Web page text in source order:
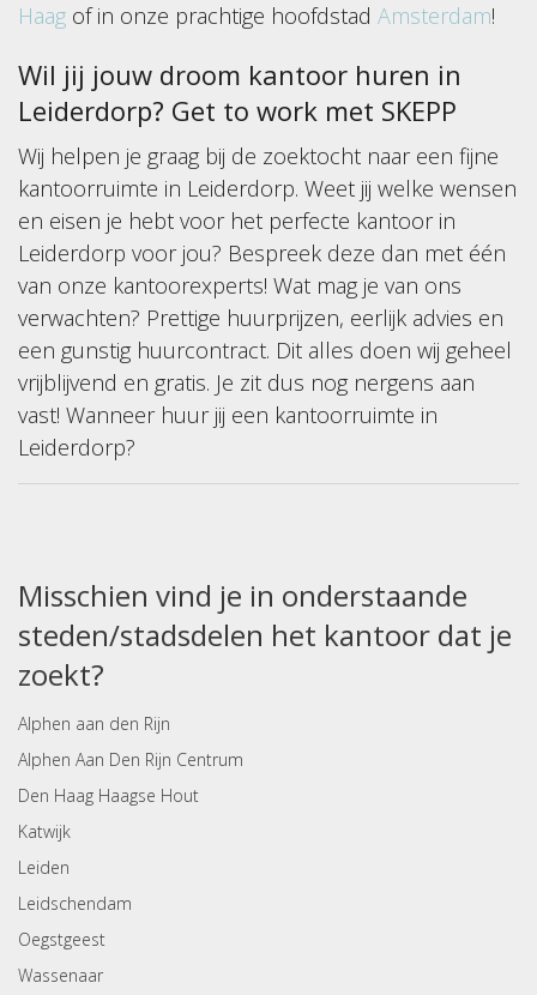
Haag of in onze prachtige hoofdstad Amsterdam!
Wil jij jouw droom kantoor huren in
Leiderdorp? Get to work met SKEPP
Wij helpen je graag bij de zoektocht naar een fijne
kantoorruimte in Leiderdorp. Weet jij welke wensen
en eisen je hebt voor het perfecte kantoor in
Leiderdorp voor jou? Bespreek deze dan met één
van onze kantoorexperts! Wat mag je van ons
verwachten? Prettige huurprijzen, eerlijk advies en
een gunstig huurcontract. Dit alles doen wij geheel
vrijblijvend en gratis. Je zit dus nog nergens aan
vast! Wanneer huur jij een kantoorruimte in
Leiderdorp?
Misschien vind je in onderstaande
steden/stadsdelen het kantoor dat je
zoekt?
Alphen aan den Rijn
Alphen Aan Den Rijn Centrum
Den Haag Haagse Hout
Katwijk
Leiden
Leidschendam
Oegstgeest
Wassenaar